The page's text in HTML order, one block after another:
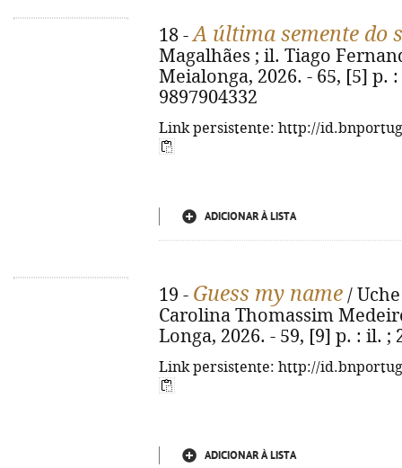
18 -A última semente do
Magalhães ; il. Tiago
Meialonga, 2026. - 65, [5] p.
9897904332
Link persistente: http://
ADICIONAR À LISTA
19 - Guess my name /
Carolina Thomassim
Longa, 2026. - 59, [9] p. : il. ;
Link persistente: http://
ADICIONAR À LISTA